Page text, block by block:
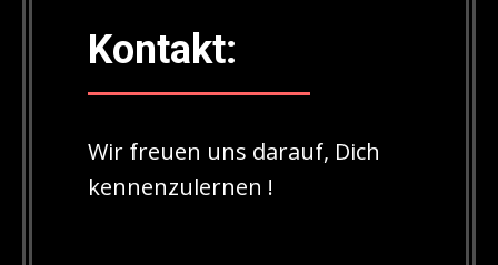
Kontakt:
Wir freuen uns darauf, Dich
kennenzulernen !